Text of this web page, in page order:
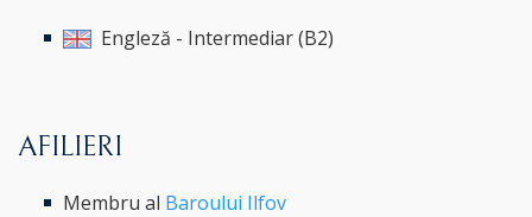
Engleză - Intermediar (B2)
AFILIERI
Membru al Baroului Ilfov